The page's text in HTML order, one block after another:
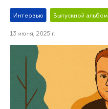
Интервью Выпускной альбом
13 июня, 2025 г.